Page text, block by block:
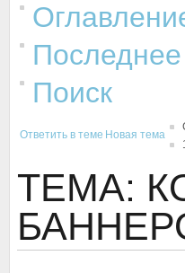
Последнее
Поиск
Ответить в теме Новая тема
ТЕМА: